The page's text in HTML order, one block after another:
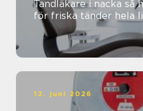
Tandläkare i nacka så hittar du rätt vård
för friska tänder hela
12. juni 2026